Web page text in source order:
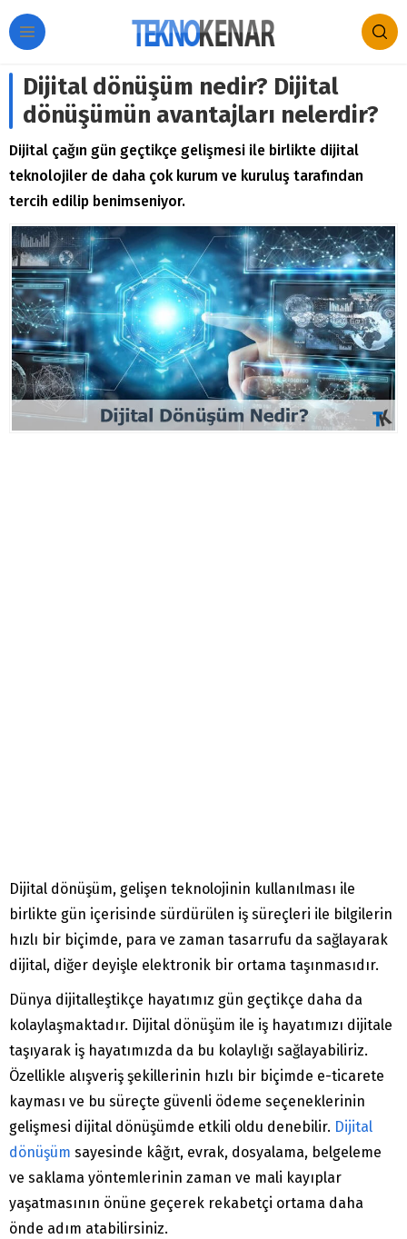
Dijital dönüşüm nedir? Dijital
dönüşümün avantajları nelerdir?
Dijital çağın gün geçtikçe gelişmesi ile birlikte dijital
teknolojiler de daha çok kurum ve kuruluş tarafından
tercih edilip benimseniyor.
Dijital dönüşüm, gelişen teknolojinin kullanılması ile
birlikte gün içerisinde sürdürülen iş süreçleri ile bilgilerin
hızlı bir biçimde, para ve zaman tasarrufu da sağlayarak
dijital, diğer deyişle elektronik bir ortama taşınmasıdır.
Dünya dijitalleştikçe hayatımız gün geçtikçe daha da
kolaylaşmaktadır. Dijital dönüşüm ile iş hayatımızı dijitale
taşıyarak iş hayatımızda da bu kolaylığı sağlayabiliriz.
Özellikle alışveriş şekillerinin hızlı bir biçimde e-ticarete
kayması ve bu süreçte güvenli ödeme seçeneklerinin
gelişmesi dijital dönüşümde etkili oldu denebilir. Dijital
dönüşüm sayesinde kâğıt, evrak, dosyalama, belgeleme
ve saklama yöntemlerinin zaman ve mali kayıplar
yaşatmasının önüne geçerek rekabetçi ortama daha
önde adım atabilirsiniz.